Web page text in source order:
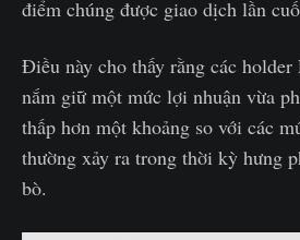
điểm chúng được giao dịch lần
Điều này cho thấy rằng các
nắm giữ một mức lợi nhuận vừa
thấp hơn một khoảng so với các
thường xảy ra trong thời kỳ hưng
bò.